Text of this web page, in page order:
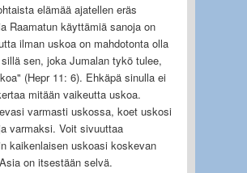
elämää ajatellen eräs
Raamatun käyttämiä sanoja on
ilman uskoa on mahdotonta olla
sen, joka Jumalan tykö tulee,
(Hepr 11: 6). Ehkäpä sinulla ei
mitään vaikeutta uskoa.
varmasti uskossa, koet uskosi
varmaksi. Voit sivuuttaa
kaikenlaisen uskoasi koskevan
on itsestään selvä.